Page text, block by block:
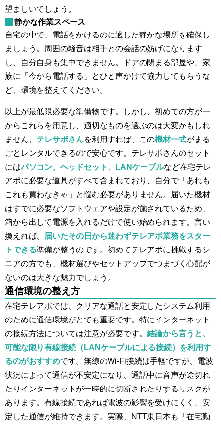
望ましいでしょう。
静かな作業スペース
自宅の中で、電話をかけるのに適した静かな場所を確保し
ましょう。周囲の騒音は相手との会話の妨げになります
し、自分自身も集中できません。ドアの閉まる部屋や、家
族に「今から電話する」とひと声かけて協力してもらうな
ど、環境を整えてください。
以上が最低限必要な準備物です。しかし、初めての方が一
からこれらを用意し、適切なものを選ぶのは大変かもしれ
ません。 テレサポさんを利用すれば、この機材一式がまる
ごとレンタルできるので安心です。テレサポさんのセット
にはパソコン、ヘッドセット、LANケーブルなど在宅テレ
アポに必要な道具がすべて含まれており、自分で「あれも
これも買わなきゃ」と悩む必要がありません。届いた機材
はすでに必要なソフトウェアや設定が施されているため、
箱から出して電源を入れるだけで使い始められます。言い
換えれば、
届いたその日から迷わずテレアポ業務をスター
トできる準備が整うのです。初めてテレアポに挑戦するシ
ニアの方でも、機材選びやセットアップでつまづく心配が
ないのは大きな魅力でしょう。
通信環境の整え方
在宅テレアポでは、クリアな通話と安定したシステム利用
のために通信環境がとても重要です。特にインターネット
の接続方法については注意が必要です。 結論から言うと、
可能な限り有線接続（LANケーブルによる接続）を利用す
るのがおすすめです。無線のWi-Fi接続は手軽ですが、電波
状況によって通信が不安定になり、通話中に音声が途切れ
たりインターネットが一時的に切断されたりするリスクが
あります。有線接続であれば電波の影響を受けにくく、安
定した通信が維持できます。実際、NTT東日本も「在宅勤